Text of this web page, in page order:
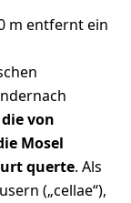
m entfernt ein
von
Mosel
querte. Als
(„cellae“),